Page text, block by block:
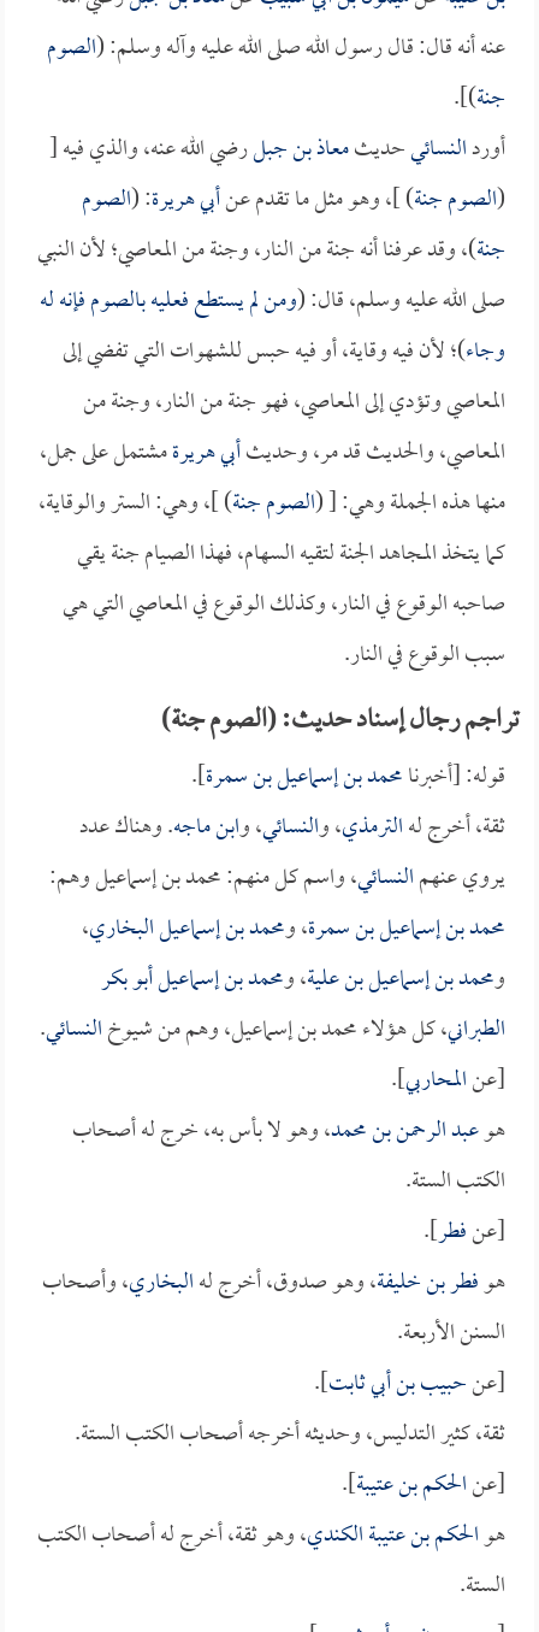
عنه أنه قال: قال رسول الله صلى الله عليه وآله وسلم: (الصوم
جنة)].
أوردالنسائيحديثمعاذ بن جبلرضي الله عنه، والذي فيه [
(الصوم جنة) ]، وهو مثل ما تقدم عنأبي هريرة: (الصوم
جنة)، وقد عرفنا أنه جنة من النار، وجنة من المعاصي؛ لأن النبي
صلى الله عليه وسلم، قال: (ومن لم يستطع فعليه بالصوم فإنه له
وجاء)؛ لأن فيه وقاية، أو فيه حبس للشهوات التي تفضي إلى
المعاصي وتؤدي إلى المعاصي، فهو جنة من النار، وجنة من
المعاصي، والحديث قد مر، وحديثأبي هريرةمشتمل على جمل،
منها هذه الجملة وهي: [ (الصوم جنة) ]، وهي: الستر والوقاية،
كما يتخذ المجاهد الجنة لتقيه السهام، فهذا الصيام جنة يقي
صاحبه الوقوع في النار، وكذلك الوقوع في المعاصي التي هي
سبب الوقوع في النار.
تراجم رجال إسناد حديث: (الصوم جنة)
قوله: [أخبرنامحمد بن إسماعيل بن سمرة].
ثقة، أخرج لهالترمذي، والنسائي، وابن ماجه. وهناك عدد
يروي عنهمالنسائي، واسم كل منهم: محمد بن إسماعيل وهم:
محمد بن إسماعيل بن سمرة، ومحمد بن إسماعيل البخاري،
ومحمد بن إسماعيل بن علية، ومحمد بن إسماعيل أبو بكر
الطبراني، كل هؤلاء محمد بن إسماعيل، وهم من شيوخالنسائي.
[عنالمحاربي].
هوعبد الرحمن بن محمد، وهو لا بأس به، خرج له أصحاب
الكتب الستة.
[عنفطر].
هوفطر بن خليفة، وهو صدوق، أخرج لهالبخاري، وأصحاب
السنن الأربعة.
[عنحبيب بن أبي ثابت].
ثقة، كثير التدليس، وحديثه أخرجه أصحاب الكتب الستة.
[عنالحكم بن عتيبة].
هوالحكم بن عتيبة الكندي، وهو ثقة، أخرج له أصحاب الكتب
الستة.